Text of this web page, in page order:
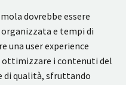
dovrebbe essere
e tempi di
una user experience
i contenuti del
di qualità, sfruttando